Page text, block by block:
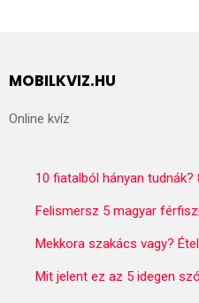
MOBILKVIZ.HU
Online kvíz
10 fiatalból hányan tudnák?
Felismersz 5 magyar
Mekkora szakács vagy?
Mit jelent ez az 5 idegen